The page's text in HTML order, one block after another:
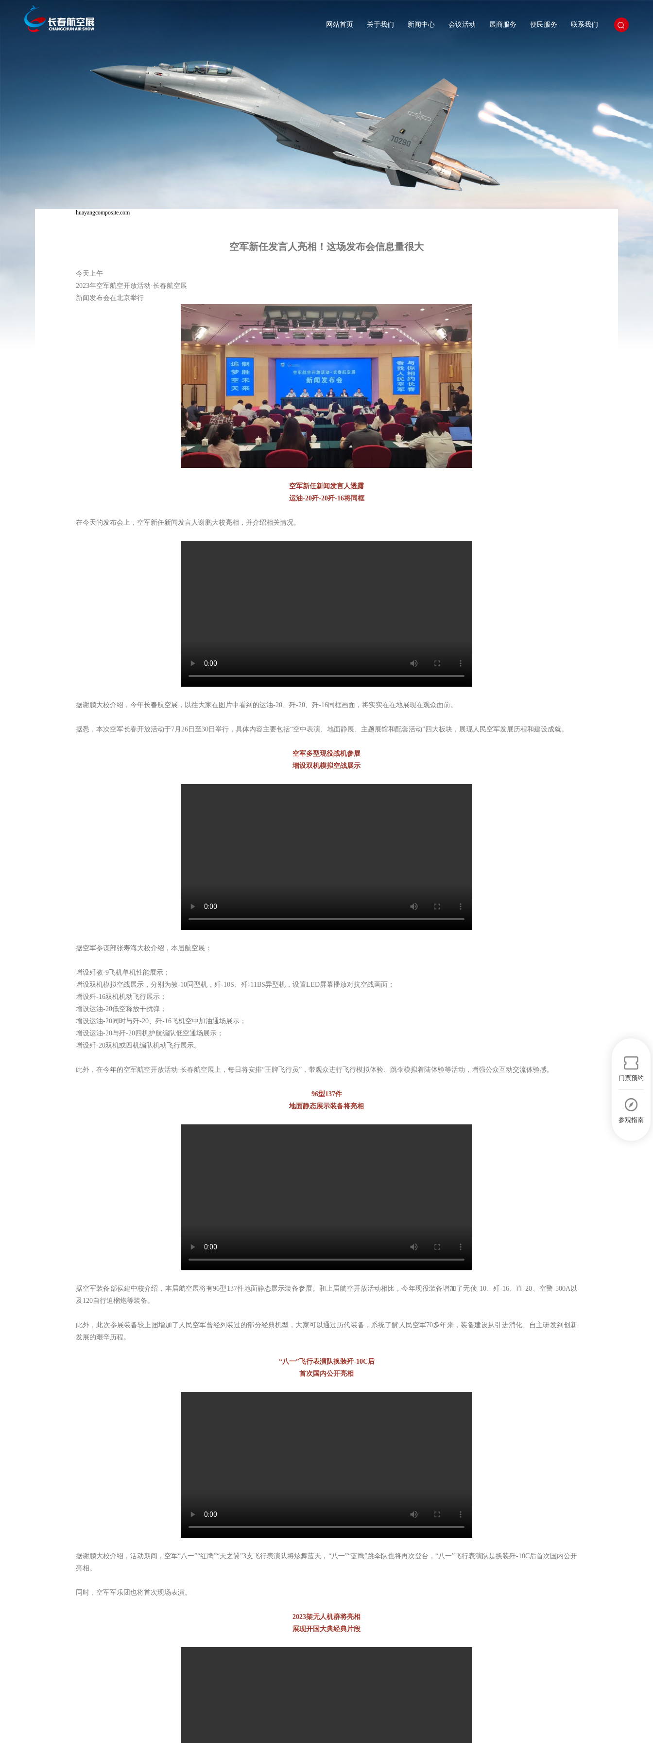
网站首页 关于我们 新闻中心 会议活动 展商服务 便民服务 联系我们
huayangcomposite.com
空军新任发言人亮相！这场发布会信息量很大
今天上午
2023年空军航空开放活动·长春航空展
新闻发布会在北京举行
空军新任新闻发言人透露
运油-20歼-20歼-16将同框
在今天的发布会上，空军新任新闻发言人谢鹏大校亮相，并介绍相关情况。
据谢鹏大校介绍，今年长春航空展，以往大家在图片中看到的运油-20、歼-20、歼-16同框画面，将实实在在地展现在观众面前。
据悉，本次空军长春开放活动于7月26日至30日举行，具体内容主要包括“空中表演、地面静展、主题展馆和配套活动”四大板块，展现人民空军发展历程和建设成就。
空军多型现役战机参展
增设双机模拟空战展示
据空军参谋部张寿海大校介绍，本届航空展：
增设歼教-9飞机单机性能展示；
增设双机模拟空战展示，分别为教-10同型机，歼-10S、歼-11BS异型机，设置LED屏幕播放对抗空战画面；
增设歼-16双机机动飞行展示；
增设运油-20低空释放干扰弹；
增设运油-20同时与歼-20、歼-16飞机空中加油通场展示；
增设运油-20与歼-20四机护航编队低空通场展示；
增设歼-20双机或四机编队机动飞行展示。
此外，在今年的空军航空开放活动·长春航空展上，每日将安排“王牌飞行员”，带观众进行飞行模拟体验、跳伞模拟着陆体验等活动，增强公众互动交流体验感。
96型137件
地面静态展示装备将亮相
据空军装备部侯建中校介绍，本届航空展将有96型137件地面静态展示装备参展。和上届航空开放活动相比，今年现役装备增加了无侦-10、歼-16、直-20、空警-500A以
及120自行迫榴炮等装备。
此外，此次参展装备较上届增加了人民空军曾经列装过的部分经典机型，大家可以通过历代装备，系统了解人民空军70多年来，装备建设从引进消化、自主研发到创新
发展的艰辛历程。
“八一”飞行表演队换装歼-10C后
首次国内公开亮相
据谢鹏大校介绍，活动期间，空军“八一”“红鹰”“天之翼”3支飞行表演队将炫舞蓝天，“八一”“蓝鹰”跳伞队也将再次登台，“八一”飞行表演队是换装歼-10C后首次国内公开
亮相。
同时，空军军乐团也将首次现场表演。
2023架无人机群将亮相
展现开国大典经典片段
门票预约
参观指南